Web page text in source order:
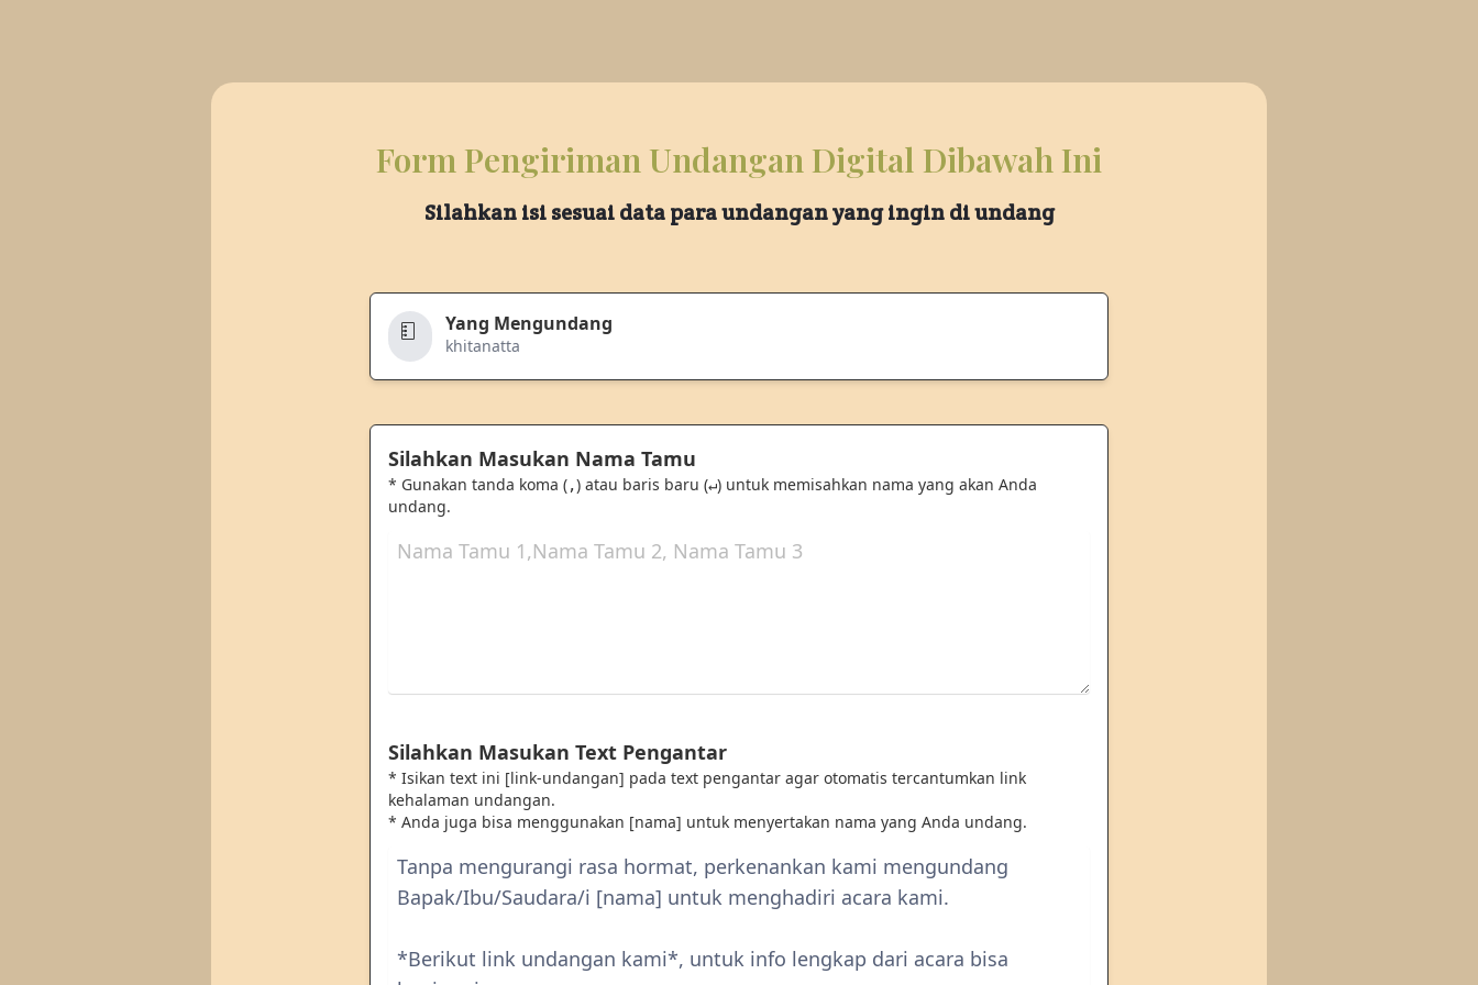
Form Pengiriman Undangan Digital Dibawah Ini
Silahkan isi sesuai data para undangan yang ingin di undang
Yang Mengundang
khitanatta
Silahkan Masukan Nama Tamu
* Gunakan tanda koma (,) atau baris baru (↵) untuk memisahkan nama yang akan Anda
undang.
Silahkan Masukan Text Pengantar
* Isikan text ini [link-undangan] pada text pengantar agar otomatis tercantumkan link
kehalaman undangan.
* Anda juga bisa menggunakan [nama] untuk menyertakan nama yang Anda undang.